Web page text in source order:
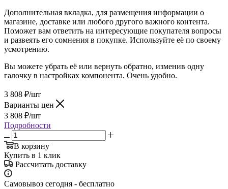
Дополнительная вкладка, для размещения информации о
магазине, доставке или любого другого важного контента.
Поможет вам ответить на интересующие покупателя вопросы
и развеять его сомнения в покупке. Используйте её по своему
усмотрению.
Вы можете убрать её или вернуть обратно, изменив одну
галочку в настройках компонента. Очень удобно.
3 808 ₽/шт
Варианты цен
3 808 ₽/шт
Подробности
В корзину
Купить в 1 клик
Рассчитать доставку
Самовывоз сегодня - бесплатно